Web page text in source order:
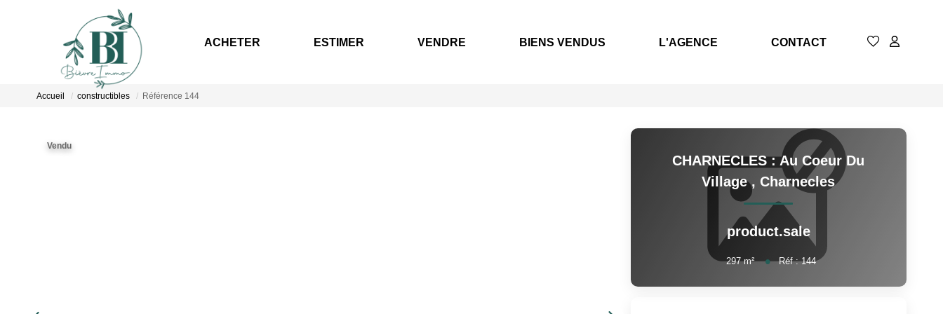
ACHETER ESTIMER VENDRE BIENS VENDUS L'AGENCE CONTACT
Accueil constructibles Référence 144
Vendu
CHARNECLES : Au Coeur Du
Village, Charnecles
product.sale
297m² Réf :144